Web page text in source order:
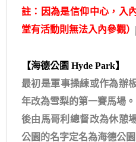
註：因為是信仰中心，入
堂有活動則無法入內參觀）
【海德公園 Hyde Park】
最初是軍事操練或作為辦
年改為雪梨的第一賽馬場。
後由馬哥利總督改為休憩
公園的名字定名為海德公園